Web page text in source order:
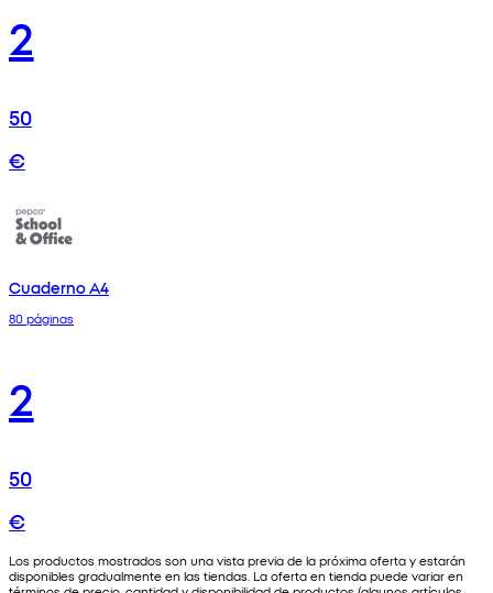
2
50
€
Cuaderno A4
80 páginas
2
50
€
Los productos mostrados son una vista previa de la próxima oferta y estarán
disponibles gradualmente en las tiendas. La oferta en tienda puede variar en